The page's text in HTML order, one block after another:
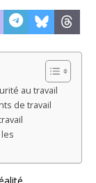
au travail
de travail